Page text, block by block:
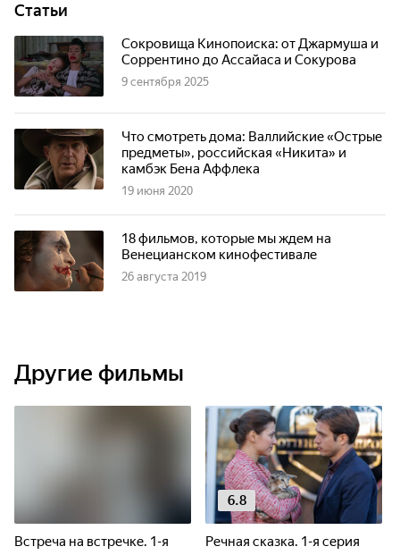
Статьи
Сокровища Кинопоиска: от Джармуша и
Соррентино до Ассайаса и Сокурова
9 сентября 2025
Что смотреть дома: Валлийские «Острые
предметы», российская «Никита» и
камбэк Бена Аффлека
19 июня 2020
18 фильмов, которые мы ждем на
Венецианском кинофестивале
26 августа 2019
Другие фильмы
Встреча на встречке. 1-я
6.8
Речная сказка. 1-я серия